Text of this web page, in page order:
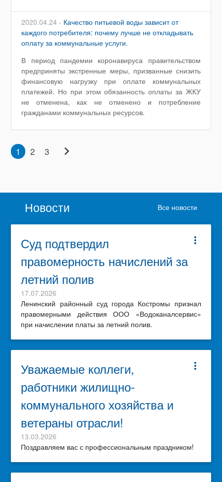
2020.04.24 - Качество питьевой воды зависит от
каждого потребителя: почему лучше не откладывать
оплату за коммунальные услуги.
В период пандемии коронавируса правительством
предприняты экстренные меры, призванные снизить
финансовую нагрузку при оплате коммунальных
платежей. Но при этом обязанность оплаты за ЖКУ
не отменена, как не отменено и потребление
гражданами коммунальных ресурсов.
1 2 3 chevron_right
Новости Все новости
more_vert
Суд подтвердил
правомерность начислений за
летний полив
17.07.2026
Ленинский районный суд города Костромы признал
правомерными действия ООО «Водоканалсервис»
при начислении платы за летний полив.
more_vert
Уважаемые коллеги,
работники жилищно-
коммунального хозяйства и
ветераны отрасли!
13.03.2026
Поздравляем вас с профессиональным праздником!